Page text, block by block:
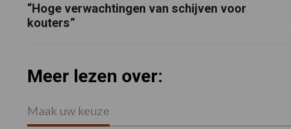
“Hoge verwachtingen van schijven voor
kouters”
Meer lezen over:
Maak uw keuze